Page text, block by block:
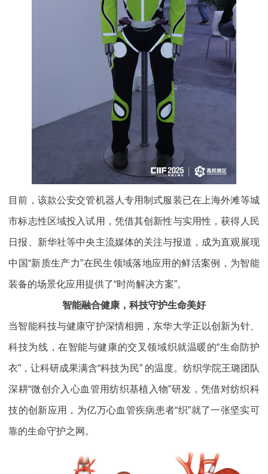
目前，该款公安交管机器人专用制式服装已在上海外滩等城
市标志性区域投入试用，凭借其创新性与实用性，获得人民
日报、新华社等中央主流媒体的关注与报道，成为直观展现
中国“新质生产力”在民生领域落地应用的鲜活案例，为智能
装备的场景化应用提供了“时尚解决方案”。
智能融合健康，科技守护生命美好
当智能科技与健康守护深情相拥，东华大学正以创新为针、
科技为线，在智能与健康的交叉领域织就温暖的“生命防护
衣”，让科研成果满含“科技为民” 的温度。纺织学院王璐团队
深耕“微创介入心血管用纺织基植入物”研发，凭借对纺织科
技的创新应用，为亿万心血管疾病患者“织”就了一张坚实可
靠的生命守护之网。